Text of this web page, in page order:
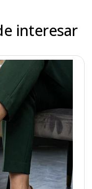
interesar